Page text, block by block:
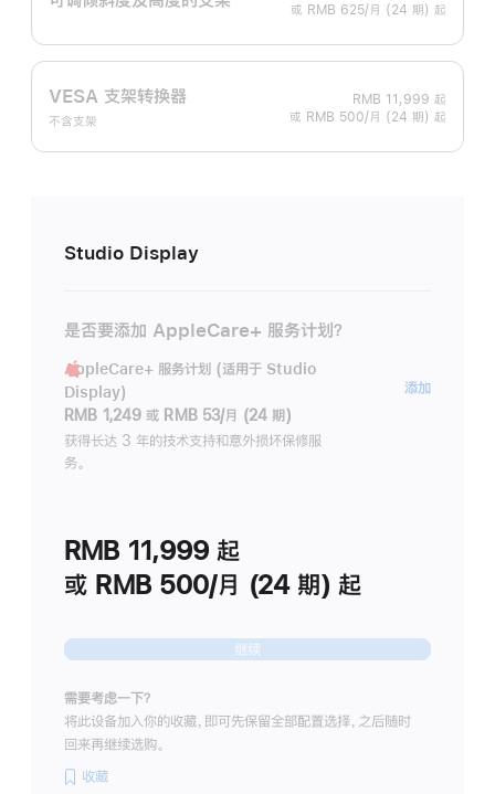
或 RMB 625/月 (24 期) 起
VESA 支架转换器
不含支架
RMB 11,999 起
或 RMB 500/月 (24 期) 起
Studio Display
是否要添加 AppleCare+ 服务计划？
AppleCare+ 服务计划 (适用于 Studio
Display)
RMB 1,249 或 RMB 53/月 (24 期)
获得长达 3 年的技术支持和意外损坏保修服
务。
添加
RMB 11,999 起
或 RMB 500/月 (24 期) 起
继续
需要考虑一下？
将此设备加入你的收藏，即可先保留全部配置选择，之后随时
回来再继续选购。
收藏